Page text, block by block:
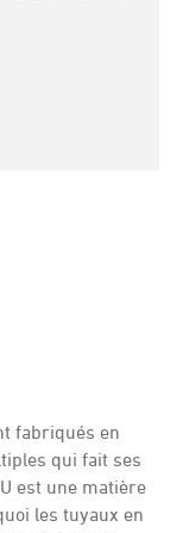
fabriqués en
qui fait ses
est une matière
les tuyaux en